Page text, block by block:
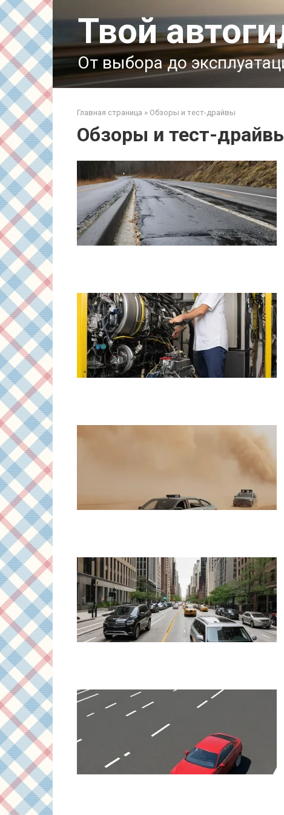
Перейти
к
контенту
Твой
От выбора до
Главная страница » Обзоры и тест-драйвы
Обзоры и тест-